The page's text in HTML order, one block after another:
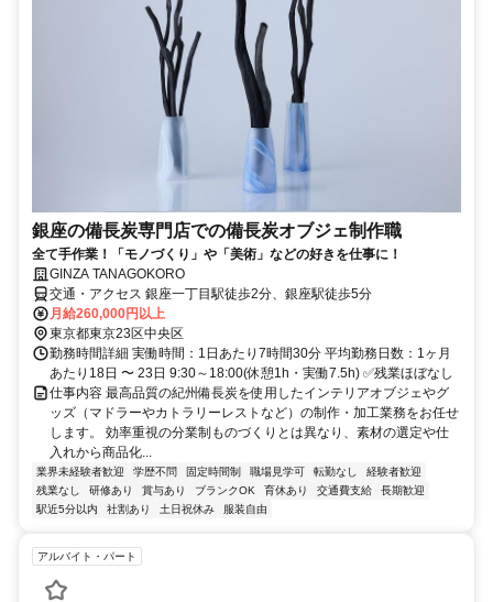
銀座の備長炭専門店での備長炭オブジェ制作職
全て手作業！「モノづくり」や「美術」などの好きを仕事に！
GINZA TANAGOKORO
交通・アクセス 銀座一丁目駅徒歩2分、銀座駅徒歩5分
月給260,000円以上
東京都東京23区中央区
勤務時間詳細 実働時間：1日あたり7時間30分 平均勤務日数：1ヶ月
あたり18日 〜 23日 9:30～18:00(休憩1h・実働7.5h) ✅残業ほぼなし
仕事内容 最高品質の紀州備長炭を使用したインテリアオブジェやグ
ッズ（マドラーやカトラリーレストなど）の制作・加工業務をお任せ
します。 効率重視の分業制ものづくりとは異なり、素材の選定や仕
入れから商品化...
業界未経験者歓迎 学歴不問 固定時間制 職場見学可 転勤なし
経験者歓迎
残業なし
研修あり 賞与あり ブランクOK 育休あり 交通費支給
長期歓迎
駅近5分以内
社割あり 土日祝休み 服装自由
アルバイト・パート